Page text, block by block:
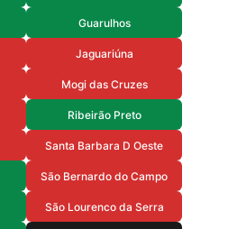
Guarulhos
Jaguariúna
Mogi das Cruzes
Ribeirão Preto
Santa Barbara D Oeste
São Bernardo do Campo
São Lourenco da Serra